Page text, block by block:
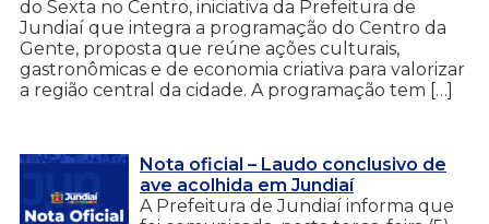
do Sexta no Centro, iniciativa da Prefeitura de
Jundiaí que integra a programação do Centro da
Gente, proposta que reúne ações culturais,
gastronômicas e de economia criativa para valorizar
a região central da cidade. A programação tem […]
Nota oficial – Laudo conclusivo de
ave acolhida em Jundiaí
A Prefeitura de Jundiaí informa que